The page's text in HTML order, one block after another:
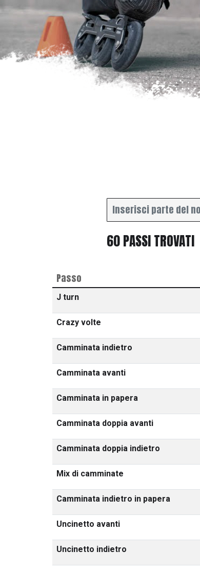
60 PASSI TROVATI
Passo
J turn
Crazy volte
Camminata indietro
Camminata avanti
Camminata in papera
Camminata doppia avanti
Camminata doppia indietro
Mix di camminate
Camminata indietro in papera
Uncinetto avanti
Uncinetto indietro